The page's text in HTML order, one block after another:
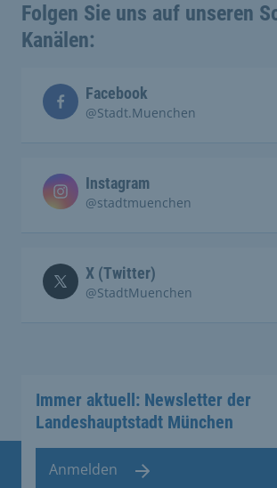
Folgen Sie uns auf unseren
Kanälen:
Facebook
@Stadt.Muenchen
Instagram
@stadtmuenchen
X (Twitter)
@StadtMuenchen
Immer aktuell: Newsletter der
Landeshauptstadt München
Anmelden